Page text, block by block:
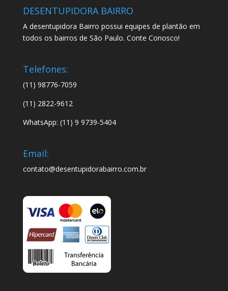
DESENTUPIDORA BAIRRO
A desentupidora Bairro possui equipes de plantão em
todos os bairros de São Paulo. Conte Conosco!
Telefones:
(11) 98776-7059
(11) 2822-9612
WhatsApp: (11) 9 9739-5404
Email:
contato@desentupidorabairro.com.br